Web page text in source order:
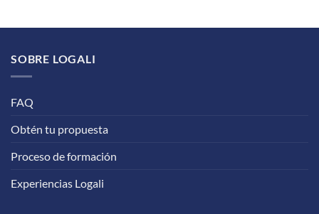
SOBRE LOGALI
FAQ
Obtén tu propuesta
Proceso de formación
Experiencias Logali